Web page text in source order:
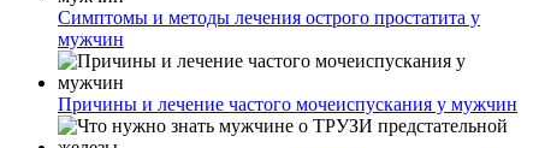
Симптомы и методы лечения острого простатита у
мужчин
Причины и лечение частого мочеиспускания у мужчин